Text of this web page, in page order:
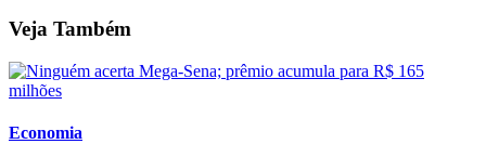
Veja Também
Economia